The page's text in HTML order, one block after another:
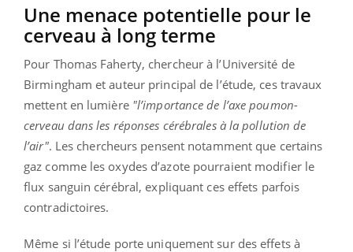
Une menace potentielle pour le
cerveau à long terme
Pour Thomas Faherty, chercheur à l’Université de
Birmingham et auteur principal de l’étude, ces travaux
mettent en lumière"l’importance de l’axe poumon-
cerveau dans les réponses cérébrales à la pollution de
l’air". Les chercheurs pensent notamment que certains
gaz comme les oxydes d’azote pourraient modifier le
flux sanguin cérébral, expliquant ces effets parfois
contradictoires.
Même si l’étude porte uniquement sur des effets à